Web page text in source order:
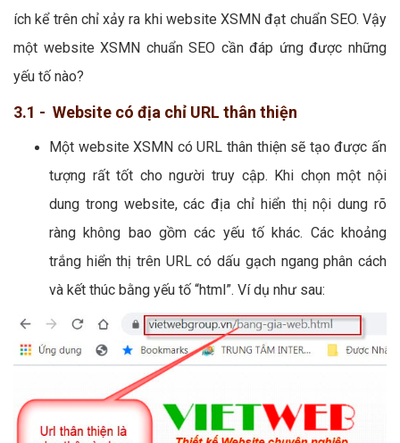
ích kể trên chỉ xảy ra khi website XSMN đạt chuẩn SEO. Vậy
một website XSMN chuẩn SEO cần đáp ứng được những
yếu tố nào?
3.1 - Website có địa chỉ URL thân thiện
Một website XSMN có URL thân thiện sẽ tạo được ấn
tượng rất tốt cho người truy cập. Khi chọn một nội
dung trong website, các địa chỉ hiển thị nội dung rõ
ràng không bao gồm các yếu tố khác. Các khoảng
trắng hiển thị trên URL có dấu gạch ngang phân cách
và kết thúc bằng yếu tố “html”. Ví dụ như sau: